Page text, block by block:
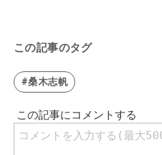
この記事のタグ
#桑木志帆